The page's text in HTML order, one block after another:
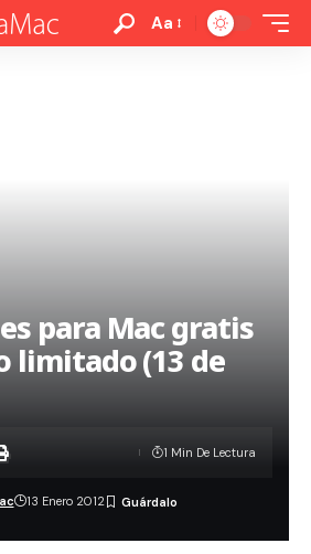
Aa
para Mac gratis
limitado (13 de
13 Enero 2012
1 Min De Lectura